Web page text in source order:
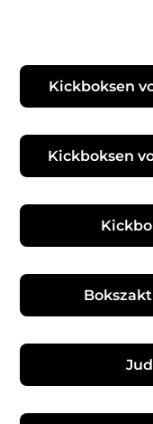
Kickboksen
Kickboksen